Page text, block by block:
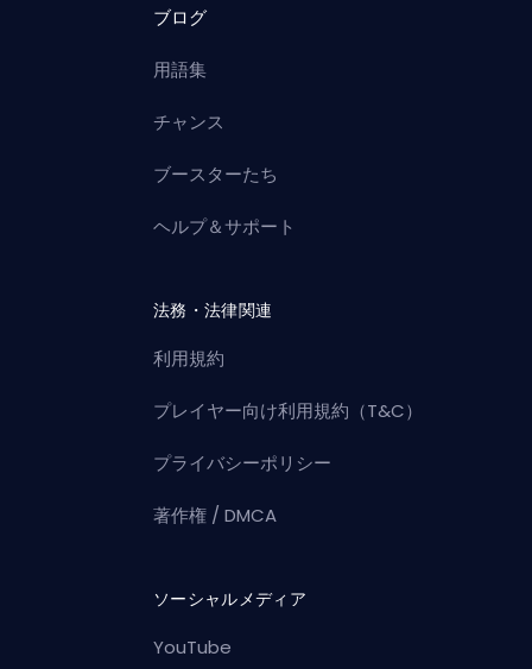
ブログ
用語集
チャンス
ブースターたち
ヘルプ＆サポート
法務・法律関連
利用規約
プレイヤー向け利用規約（T&C）
プライバシーポリシー
著作権 / DMCA
ソーシャルメディア
YouTube